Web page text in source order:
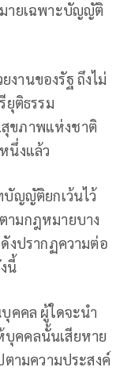
ายเฉพาะบัญญัติ
านของรัฐ ถึงไม่
ยุติธรรม
สุขภาพแห่งชาติ
นึ่งแล้ว
ญญัติยกเว้นไว้
ามกฎหมายบาง
งปรากฏความต่อ
นี้
คคล ผู้ใดจะนำ
บุคคลนั้นเสียหาย
ตามความประสงค์